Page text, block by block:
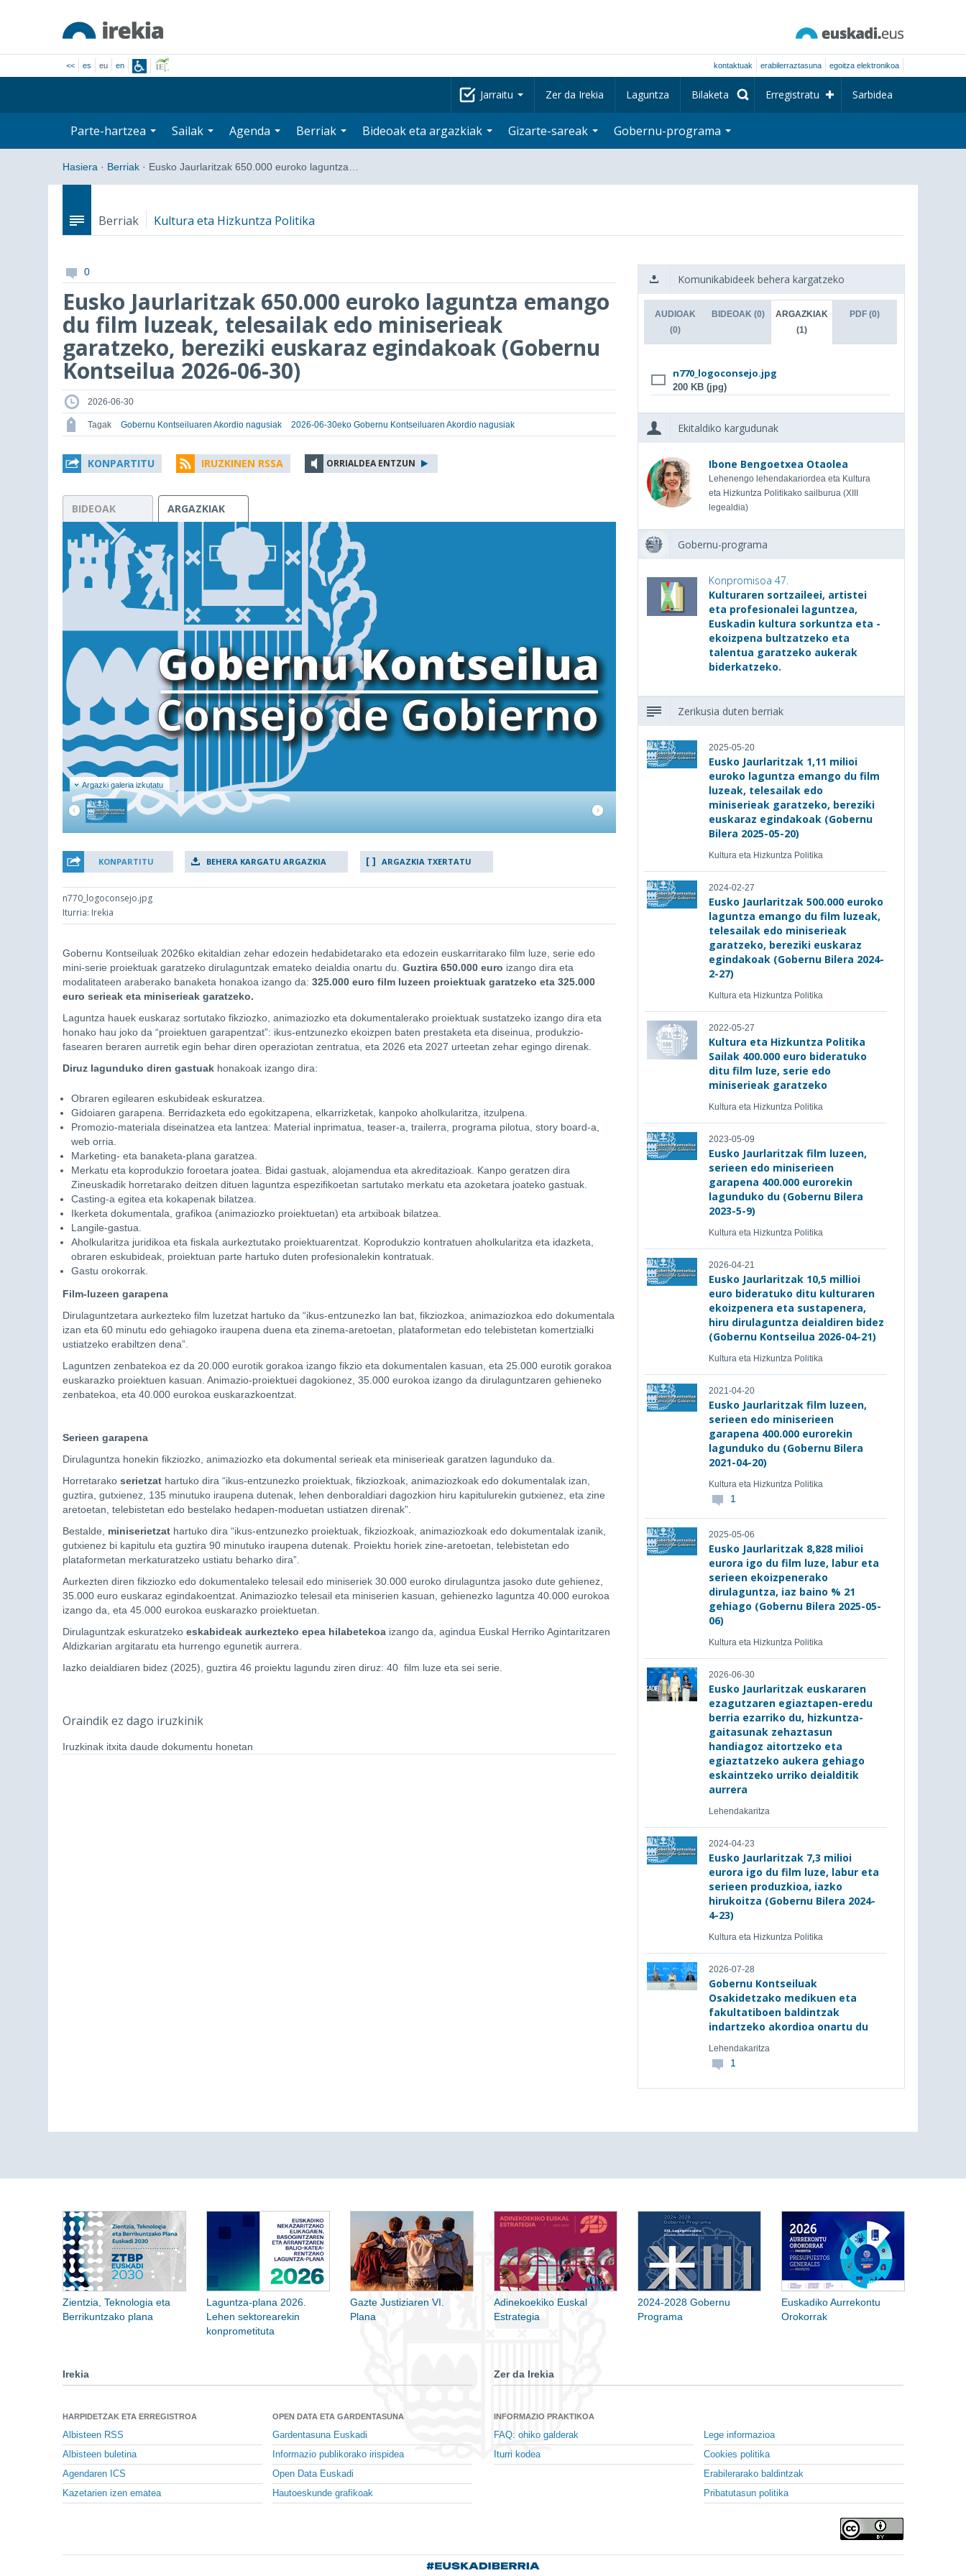
<< es eu en kontaktuak erabilerraztasuna egoitza elektronikoa
Jarraitu Zer da Irekia Laguntza Bilaketa Erregistratu Sarbidea
Parte-hartzea Sailak Agenda Berriak Bideoak eta argazkiak Gizarte-sareak Gobernu-programa
Hasiera · Berriak · Eusko Jaurlaritzak 650.000 euroko laguntza…
Berriak Kultura eta Hizkuntza Politika
0
Eusko Jaurlaritzak 650.000 euroko laguntza emango
du film luzeak, telesailak edo miniserieak
garatzeko, bereziki euskaraz egindakoak (Gobernu
Kontseilua 2026-06-30)
2026-06-30
Tagak Gobernu Kontseiluaren Akordio nagusiak 2026-06-30eko Gobernu Kontseiluaren Akordio nagusiak
KONPARTITU IRUZKINEN RSSA ORRIALDEA ENTZUN
BIDEOAK ARGAZKIAK
Argazki galeria izkutatu
KONPARTITU BEHERA KARGATU ARGAZKIA ARGAZKIA TXERTATU
n770_logoconsejo.jpg
Iturria: Irekia
Gobernu Kontseiluak 2026ko ekitaldian zehar edozein hedabidetarako eta edozein euskarritarako film luze, serie edo
mini-serie proiektuak garatzeko dirulaguntzak emateko deialdia onartu du. Guztira 650.000 euro izango dira eta
modalitateen araberako banaketa honakoa izango da: 325.000 euro film luzeen proiektuak garatzeko eta 325.000
euro serieak eta miniserieak garatzeko.
Laguntza hauek euskaraz sortutako fikziozko, animaziozko eta dokumentalerako proiektuak sustatzeko izango dira eta
honako hau joko da “proiektuen garapentzat”: ikus-entzunezko ekoizpen baten prestaketa eta diseinua, produkzio-
fasearen beraren aurretik egin behar diren operaziotan zentratua, eta 2026 eta 2027 urteetan zehar egingo direnak.
Diruz lagunduko diren gastuak honakoak izango dira:
Obraren egilearen eskubideak eskuratzea.
Gidoiaren garapena. Berridazketa edo egokitzapena, elkarrizketak, kanpoko aholkularitza, itzulpena.
Promozio-materiala diseinatzea eta lantzea: Material inprimatua, teaser-a, trailerra, programa pilotua, story board-a,
web orria.
Marketing- eta banaketa-plana garatzea.
Merkatu eta koprodukzio foroetara joatea. Bidai gastuak, alojamendua eta akreditazioak. Kanpo geratzen dira
Zineuskadik horretarako deitzen dituen laguntza espezifikoetan sartutako merkatu eta azoketara joateko gastuak.
Casting-a egitea eta kokapenak bilatzea.
Ikerketa dokumentala, grafikoa (animaziozko proiektuetan) eta artxiboak bilatzea.
Langile-gastua.
Aholkularitza juridikoa eta fiskala aurkeztutako proiektuarentzat. Koprodukzio kontratuen aholkularitza eta idazketa,
obraren eskubideak, proiektuan parte hartuko duten profesionalekin kontratuak.
Gastu orokorrak.
Film-luzeen garapena
Dirulaguntzetara aurkezteko film luzetzat hartuko da “ikus-entzunezko lan bat, fikziozkoa, animaziozkoa edo dokumentala
izan eta 60 minutu edo gehiagoko iraupena duena eta zinema-aretoetan, plataformetan edo telebistetan komertzialki
ustiatzeko erabiltzen dena”.
Laguntzen zenbatekoa ez da 20.000 eurotik gorakoa izango fikzio eta dokumentalen kasuan, eta 25.000 eurotik gorakoa
euskarazko proiektuen kasuan. Animazio-proiektuei dagokionez, 35.000 eurokoa izango da dirulaguntzaren gehieneko
zenbatekoa, eta 40.000 eurokoa euskarazkoentzat.
Serieen garapena
Dirulaguntza honekin fikziozko, animaziozko eta dokumental serieak eta miniserieak garatzen lagunduko da.
Horretarako serietzat hartuko dira “ikus-entzunezko proiektuak, fikziozkoak, animaziozkoak edo dokumentalak izan,
guztira, gutxienez, 135 minutuko iraupena dutenak, lehen denboraldiari dagozkion hiru kapitulurekin gutxienez, eta zine
aretoetan, telebistetan edo bestelako hedapen-moduetan ustiatzen direnak”.
Bestalde, miniserietzat hartuko dira “ikus-entzunezko proiektuak, fikziozkoak, animaziozkoak edo dokumentalak izanik,
gutxienez bi kapitulu eta guztira 90 minutuko iraupena dutenak. Proiektu horiek zine-aretoetan, telebistetan edo
plataformetan merkaturatzeko ustiatu beharko dira”.
Aurkezten diren fikziozko edo dokumentaleko telesail edo miniseriek 30.000 euroko dirulaguntza jasoko dute gehienez,
35.000 euro euskaraz egindakoentzat. Animaziozko telesail eta miniserien kasuan, gehienezko laguntza 40.000 eurokoa
izango da, eta 45.000 eurokoa euskarazko proiektuetan.
Dirulaguntzak eskuratzeko eskabideak aurkezteko epea hilabetekoa izango da, agindua Euskal Herriko Agintaritzaren
Aldizkarian argitaratu eta hurrengo egunetik aurrera.
Iazko deialdiaren bidez (2025), guztira 46 proiektu lagundu ziren diruz: 40 film luze eta sei serie.
Oraindik ez dago iruzkinik
Iruzkinak itxita daude dokumentu honetan
Komunikabideek behera kargatzeko
AUDIOAK
(0)
BIDEOAK (0)
ARGAZKIAK
(1)
PDF (0)
n770_logoconsejo.jpg
200 KB (jpg)
Ekitaldiko kargudunak
Ibone Bengoetxea Otaolea
Lehenengo lehendakariordea eta Kultura
eta Hizkuntza Politikako sailburua (XIII
legealdia)
Gobernu-programa
Konpromisoa 47.
Kulturaren sortzaileei, artistei
eta profesionalei laguntzea,
Euskadin kultura sorkuntza eta -
ekoizpena bultzatzeko eta
talentua garatzeko aukerak
biderkatzeko.
Zerikusia duten berriak
2025-05-20
Eusko Jaurlaritzak 1,11 milioi
euroko laguntza emango du film
luzeak, telesailak edo
miniserieak garatzeko, bereziki
euskaraz egindakoak (Gobernu
Bilera 2025-05-20)
Kultura eta Hizkuntza Politika
2024-02-27
Eusko Jaurlaritzak 500.000 euroko
laguntza emango du film luzeak,
telesailak edo miniserieak
garatzeko, bereziki euskaraz
egindakoak (Gobernu Bilera 2024-
2-27)
Kultura eta Hizkuntza Politika
2022-05-27
Kultura eta Hizkuntza Politika
Sailak 400.000 euro bideratuko
ditu film luze, serie edo
miniserieak garatzeko
Kultura eta Hizkuntza Politika
2023-05-09
Eusko Jaurlaritzak film luzeen,
serieen edo miniserieen
garapena 400.000 eurorekin
lagunduko du (Gobernu Bilera
2023-5-9)
Kultura eta Hizkuntza Politika
2026-04-21
Eusko Jaurlaritzak 10,5 millioi
euro bideratuko ditu kulturaren
ekoizpenera eta sustapenera,
hiru dirulaguntza deialdiren bidez
(Gobernu Kontseilua 2026-04-21)
Kultura eta Hizkuntza Politika
2021-04-20
Eusko Jaurlaritzak film luzeen,
serieen edo miniserieen
garapena 400.000 eurorekin
lagunduko du (Gobernu Bilera
2021-04-20)
Kultura eta Hizkuntza Politika
1
2025-05-06
Eusko Jaurlaritzak 8,828 milioi
eurora igo du film luze, labur eta
serieen ekoizpenerako
dirulaguntza, iaz baino % 21
gehiago (Gobernu Bilera 2025-05-
06)
Kultura eta Hizkuntza Politika
2026-06-30
Eusko Jaurlaritzak euskararen
ezagutzaren egiaztapen-eredu
berria ezarriko du, hizkuntza-
gaitasunak zehaztasun
handiagoz aitortzeko eta
egiaztatzeko aukera gehiago
eskaintzeko urriko deialditik
aurrera
Lehendakaritza
2024-04-23
Eusko Jaurlaritzak 7,3 milioi
eurora igo du film luze, labur eta
serieen produzkioa, iazko
hirukoitza (Gobernu Bilera 2024-
4-23)
Kultura eta Hizkuntza Politika
2026-07-28
Gobernu Kontseiluak
Osakidetzako medikuen eta
fakultatiboen baldintzak
indartzeko akordioa onartu du
Lehendakaritza
1
Zientzia, Teknologia eta
Berrikuntzako plana
Laguntza-plana 2026.
Lehen sektorearekin
konprometituta
Gazte Justiziaren VI.
Plana
Adinekoekiko Euskal
Estrategia
2024-2028 Gobernu
Programa
Euskadiko Aurrekontu
Orokorrak
Irekia
HARPIDETZAK ETA ERREGISTROA
Albisteen RSS
Albisteen buletina
Agendaren ICS
Kazetarien izen ematea
OPEN DATA ETA GARDENTASUNA
Gardentasuna Euskadi
Informazio publikorako irispidea
Open Data Euskadi
Hautoeskunde grafikoak
Zer da Irekia
INFORMAZIO PRAKTIKOA
FAQ: ohiko galderak
Iturri kodea
Lege informazioa
Cookies politika
Erabilerarako baldintzak
Pribatutasun politika